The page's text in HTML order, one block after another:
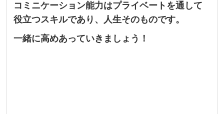
コミニケーション能力はプライベートを通して
役立つスキルであり、人生そのものです。
一緒に高めあっていきましょう！